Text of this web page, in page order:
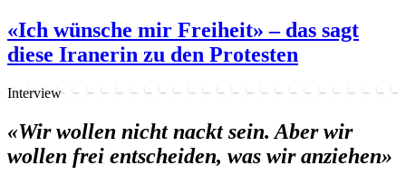
«Ich wünsche mir Freiheit» – das sagt
diese Iranerin zu den Protesten
Interview
«Wir wollen nicht nackt sein. Aber wir
wollen frei entscheiden, was wir anziehen»